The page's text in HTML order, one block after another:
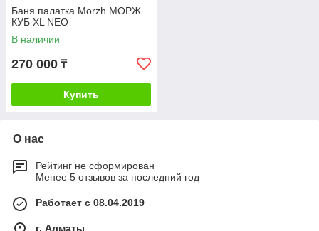
Баня палатка Morzh МОРЖ
КУБ XL NEO
В наличии
270 000 ₸
Купить
О нас
Рейтинг не сформирован
Менее 5 отзывов за последний год
Работает с 08.04.2019
г. Алматы